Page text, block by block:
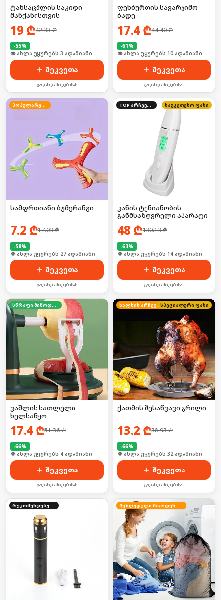
ტანსაცმლის საკიდი
მანქანისთვის
19 ₾42.33₾
-55%
🛒 ბოლო 24სთ-ში იყიდა 5-მა
შეკვეთა
გადახდა მიღებისას
ფეხბურთის სავარჯიშო
ბადე
17.4₾44.40₾
-61%
🛒 ბოლო 24სთ-ში იყიდა 12-მა
შეკვეთა
გადახდა მიღებისას
პოპულარული
სამფრთიანი ბუმერანგი
7.2 ₾17.03₾
-58%
🛒 ბოლო 24სთ-ში იყიდა 41-მა
შეკვეთა
გადახდა მიღებისას
TOP არჩევანი საუკეთესო ფასი
კანის ტენიანობის
განმსაზღვრელი აპარატი
48 ₾130.13₾
-63%
🛒 ბოლო 24სთ-ში იყიდა 18-მა
შეკვეთა
გადახდა მიღებისას
სწრაფი მიწოდება
ვაშლის სათლელი
ხელსაწყო
17.4₾51.36₾
-66%
🛒 ბოლო 24სთ-ში იყიდა 28-მა
შეკვეთა
გადახდა მიღებისას
ხალხის არჩევანისპეციალური ფასი
ქათმის შესაწვავი გრილი
13.2 ₾38.93₾
-66%
🛒 ბოლო 24სთ-ში იყიდა 43-მა
შეკვეთა
გადახდა მიღებისას
რეკომენდებული შეზღუდული რაოდენობა